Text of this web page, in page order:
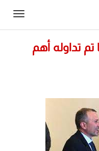
تم تداوله أهم